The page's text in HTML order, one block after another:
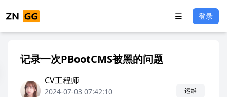
登录
记录一次PBootCMS被黑的问题
CV工程师
2024-07-03 07:42:10
运维